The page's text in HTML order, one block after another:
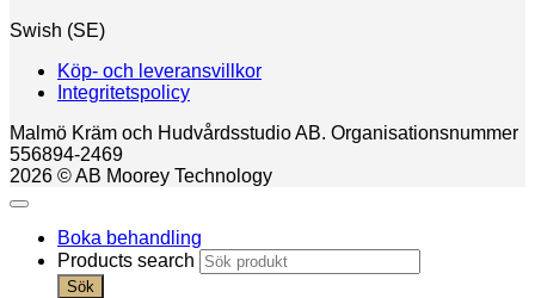
Swish (SE)
Köp- och leveransvillkor
Integritetspolicy
Malmö Kräm och Hudvårdsstudio AB. Organisationsnummer
556894-2469
2026 © AB Moorey Technology
Boka behandling
Products search
Sök